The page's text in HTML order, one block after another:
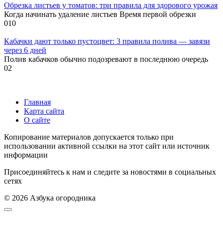
Обрезка листьев у томатов: три правила для здорового урожая
Когда начинать удаление листьев Время первой обрезки
010
Кабачки дают только пустоцвет: 3 правила полива — завязи
через 6 дней
Полив кабачков обычно подозревают в последнюю очередь
02
Главная
Карта сайта
О сайте
Копирование материалов допускается только при
использовании активной ссылки на этот сайт или источник
информации
Присоединяйтесь к нам и следите за новостями в социальных
сетях
© 2026 Азбука огородника